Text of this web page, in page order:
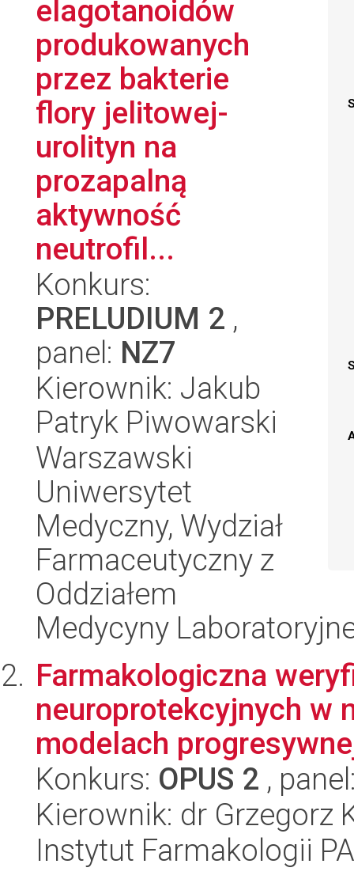
elagotanoidów
produkowanych
przez bakterie
flory jelitowej-
urolityn na
prozapalną
aktywność
neutrofil...
Konkurs:
PRELUDIUM 2 ,
panel: NZ7
Kierownik: Jakub
Patryk Piwowarski
Warszawski
Uniwersytet
Medyczny, Wydział
Farmaceutyczny z
Oddziałem
Medycyny
Farmakologiczna
neuroprotekcyjnych w
modelach
Konkurs: OPUS 2 ,
Kierownik: dr Grzegorz
Instytut Farmakologii